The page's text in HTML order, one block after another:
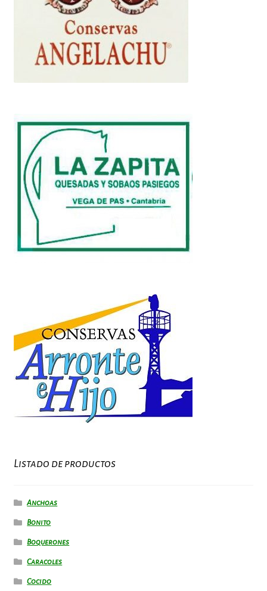
Listado de productos
Anchoas
Bonito
Boquerones
Caracoles
Cocido